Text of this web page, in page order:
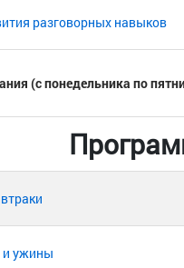
разговорных навыков
(с понедельника по
и ужины